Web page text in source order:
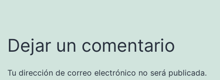
Dejar un comentario
Tu dirección de correo electrónico no será publicada.